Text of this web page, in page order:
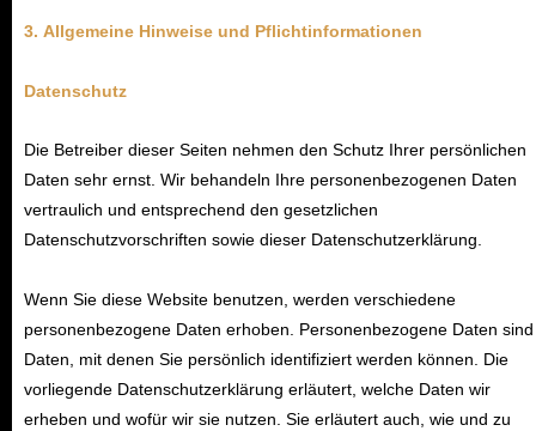
3. Allgemeine Hinweise und Pflichtinformationen
Datenschutz
Die Betreiber dieser Seiten nehmen den Schutz Ihrer persönlichen
Daten sehr ernst. Wir behandeln Ihre personenbezogenen Daten
vertraulich und entsprechend den gesetzlichen
Datenschutzvorschriften sowie dieser Datenschutzerklärung.
Wenn Sie diese Website benutzen, werden verschiedene
personenbezogene Daten erhoben. Personenbezogene Daten sind
Daten, mit denen Sie persönlich identifiziert werden können. Die
vorliegende Datenschutzerklärung erläutert, welche Daten wir
erheben und wofür wir sie nutzen. Sie erläutert auch, wie und zu